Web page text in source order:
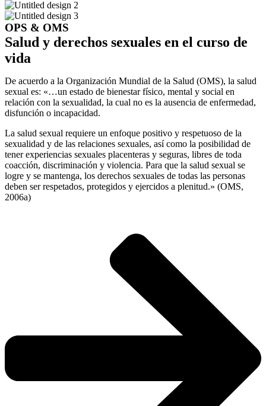
OPS & OMS
Salud y derechos sexuales en el curso de
vida
De acuerdo a la Organización Mundial de la Salud (OMS), la salud
sexual es: «…un estado de bienestar físico, mental y social en
relación con la sexualidad, la cual no es la ausencia de enfermedad,
disfunción o incapacidad.
La salud sexual requiere un enfoque positivo y respetuoso de la
sexualidad y de las relaciones sexuales, así como la posibilidad de
tener experiencias sexuales placenteras y seguras, libres de toda
coacción, discriminación y violencia. Para que la salud sexual se
logre y se mantenga, los derechos sexuales de todas las personas
deben ser respetados, protegidos y ejercidos a plenitud.» (OMS,
2006a)